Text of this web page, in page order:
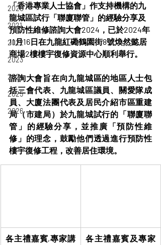
2020
2021
2022
2023
2024
2025
2026
「香港專業人士協會」作支持機構的九
龍城區試行「聯廈聯管」的經驗分享及
預防性維修諮詢大會2024，已於2024年
11月16日在九龍紅磡鶴園街8號煥然懿居
商場2樓樓宇復修資源中心順利舉行。
諮詢大會旨在向九龍城區的地區人士包
括三會代表、九龍城區議員、關愛隊成
員、大廈法團代表及居民介紹市區重建
局（市建局）於九龍城試行的「聯廈聯
管」的經驗分享，並推廣「預防性維
修」的理念，鼓勵他們透過進行預防性
樓宇復修工程，改善居住環境。
各主禮嘉賓,專家講
各主禮嘉賓及專家